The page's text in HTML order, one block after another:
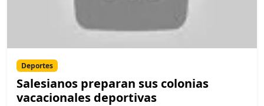
Deportes
Salesianos preparan sus colonias
vacacionales deportivas